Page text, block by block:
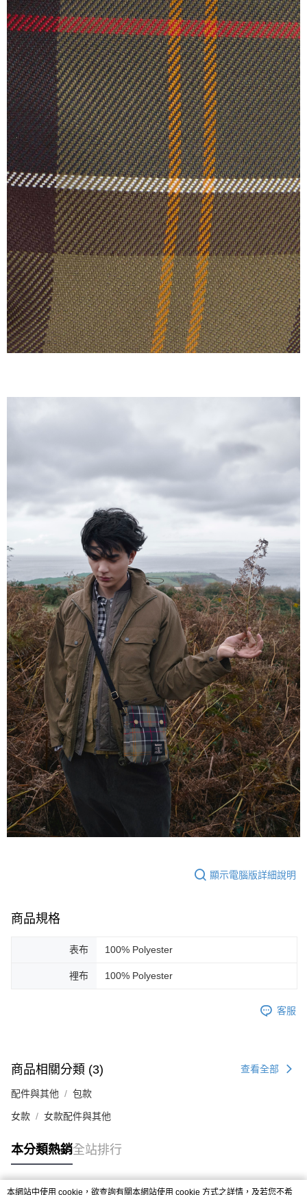
顯示電腦版詳細說明
商品規格
表布 100% Polyester
裡布 100% Polyester
客服
商品相關分類 (3) 查看全部
配件與其他 包款
女款 女款配件與其他
本分類熱銷全站排行
本網站中使用 cookie，欲查詢有關本網站使用 cookie 方式之詳情，及若您不希